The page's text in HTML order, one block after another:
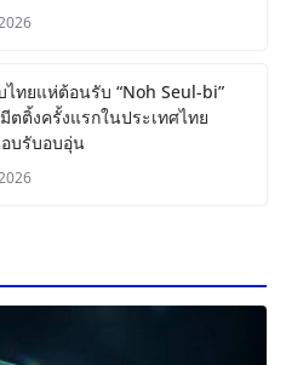
ทยแห่ต้อนรับ “Noh Seul-bi”
ตติ้งครั้งแรกในประเทศไทย
บรับอบอุ่น